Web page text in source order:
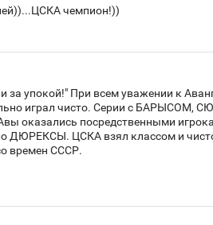
чемпион!))
за упокой!" При всем уважении к
играл чисто. Серии с БАРЫСОМ,
оказались посредственными
ДЮРЕКСЫ. ЦСКА взял классом и
времен СССР.